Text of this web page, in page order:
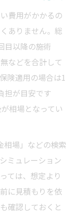
費用がかかるの
ありません。総
目以降の施術
などを合計して
険適用の場合は1
担が目安です
相場となってい
相場」などの検索
ミュレーション
ては、想定より
に見積もりを依
確認しておくと